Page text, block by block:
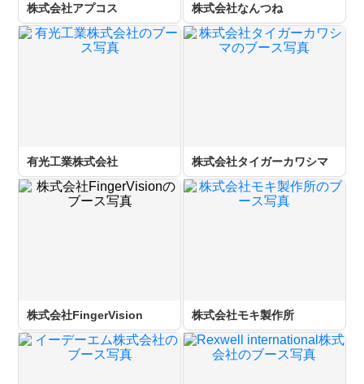
株式会社アプコス 株式会社なんつね
有光工業株式会社 株式会社タイガーカワシマ
株式会社FingerVision 株式会社モキ製作所